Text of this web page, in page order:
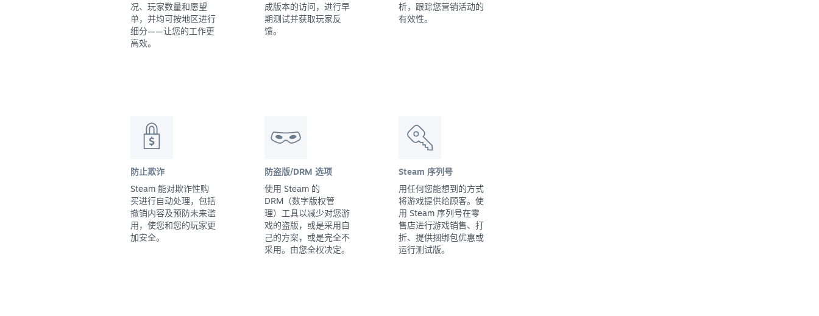
况、玩家数量和愿望
单，并均可按地区进行
细分——让您的工作更
高效。
成版本的访问，进行早
期测试并获取玩家反
馈。
析，跟踪您营销活动的
有效性。
防止欺诈
Steam 能对欺诈性购
买进行自动处理，包括
撤销内容及预防未来滥
用，使您和您的玩家更
加安全。
防盗版/DRM 选项
使用 Steam 的
DRM（数字版权管
理）工具以减少对您游
戏的盗版，或是采用自
己的方案，或是完全不
采用。由您全权决定。
Steam 序列号
用任何您能想到的方式
将游戏提供给顾客。使
用 Steam 序列号在零
售店进行游戏销售、打
折、提供捆绑包优惠或
运行测试版。